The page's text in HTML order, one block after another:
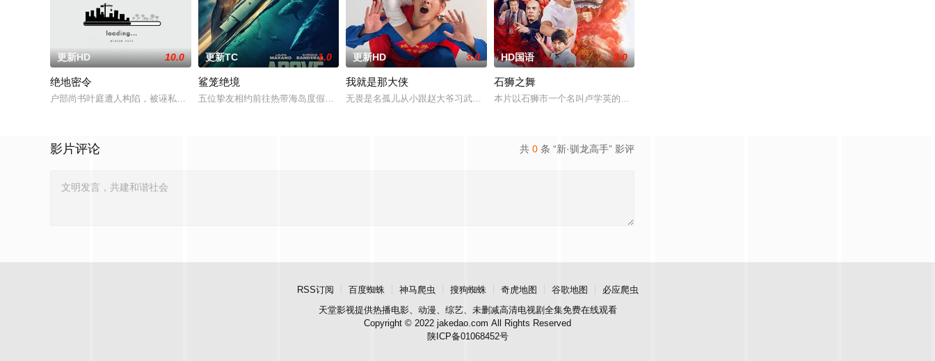
更新HD 10.0
绝地密令
户部尚书叶庭遭人构陷，被诬私贪国库银两，身陷囹圄在即，叶庭急召其子叶护相见。叶护心知父亲蒙冤，却无力翻案，只得冒险护送父亲逃亡。途中
更新TC 1.0
鲨笼绝境
五位挚友相约前往热带海岛度假，计划在碧蓝海域中体验刺激的鲨鱼笼潜水，同时享受奢靡的派对狂欢。然而他们浑然不知，这趟旅程不过是一场精心
更新HD 3.0
我就是那大侠
无畏是名孤儿从小跟赵大爷习武收废品，做事一根筋的他总被误解。在经历一次重大事件后，被迫加入保健品公司，实现了自我价值体验到社会存
HD国语 3.0
石狮之舞
本片以石狮市一个名叫卢学英的年轻人为主人公，以他的一段人生经历为媒介。讲述了石狮当地非物质文化
共 0 条 “新·驯龙高手” 影评
影片评论
RSS订阅 百度蜘蛛 神马爬虫 搜狗蜘蛛 奇虎地图 谷歌地图
必应爬虫
天堂影视提供热播电影、动漫、综艺、未删减高清电视剧全集免费在线观看
Copyright © 2022 jakedao.com All Rights Reserved
陕ICP备01068452号